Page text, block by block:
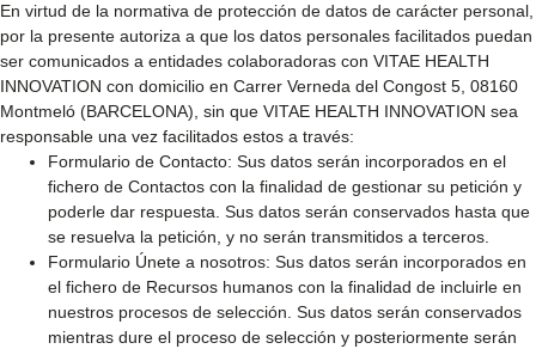
En virtud de la normativa de protección de datos de carácter personal,
por la presente autoriza a que los datos personales facilitados puedan
ser comunicados a entidades colaboradoras con VITAE HEALTH
INNOVATION con domicilio en Carrer Verneda del Congost 5, 08160
Montmeló (BARCELONA), sin que VITAE HEALTH INNOVATION sea
responsable una vez facilitados estos a través:
Formulario de Contacto: Sus datos serán incorporados en el
fichero de Contactos con la finalidad de gestionar su petición y
poderle dar respuesta. Sus datos serán conservados hasta que
se resuelva la petición, y no serán transmitidos a terceros.
Formulario Únete a nosotros: Sus datos serán incorporados en
el fichero de Recursos humanos con la finalidad de incluirle en
nuestros procesos de selección. Sus datos serán conservados
mientras dure el proceso de selección y posteriormente serán